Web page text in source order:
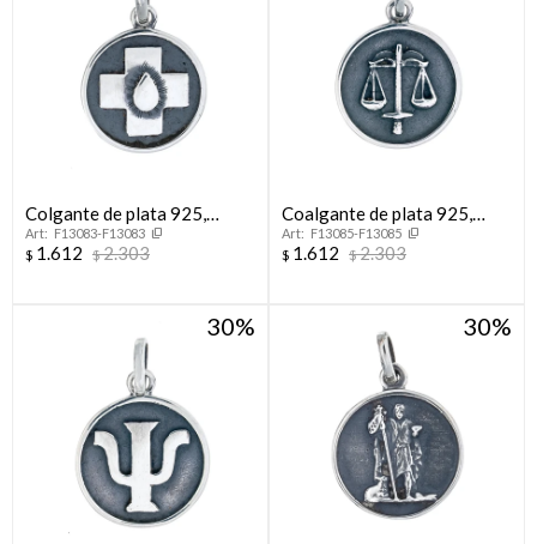
Colgante de plata 925,
AUXILIAR DE SERVICIO.
F13083-F13083
$ 1.612 $2.303
Coalgante de plata 925,
ABOGACÍA.
F13085-F13085
$ 1.612 $2.303
30 30